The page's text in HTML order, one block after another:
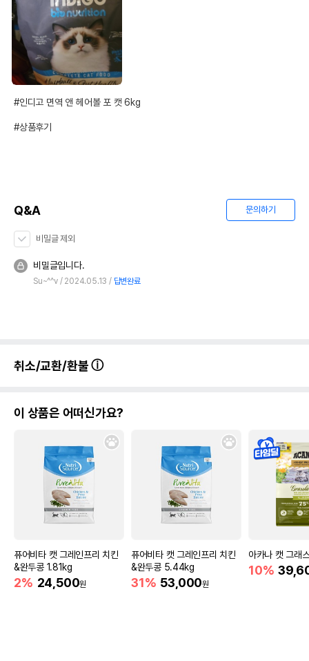
#인디고 면역 앤 헤어볼 포 캣 6kg
#상품후기
Q&A 문의하기
비밀글 제외
비밀글입니다.
Su~^^v 2024.05.13 답변완료
취소/교환/환불
이 상품은 어떠신가요?
퓨어비타 캣 그레인프리 치킨
&완두콩 1.81kg
2% 24,500원
퓨어비타 캣 그레인프리 치킨
&완두콩 5.44kg
31% 53,000원
아카나 캣 그래
10%